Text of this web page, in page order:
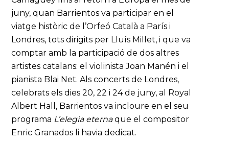
juny, quan Barrientos va participar en el
viatge històric de l’Orfeó Català a París i
Londres, tots dirigits per Lluís Millet, i que va
comptar amb la participació de dos altres
artistes catalans: el violinista Joan Manén i el
pianista Blai Net. Als concerts de Londres,
celebrats els dies 20, 22 i 24 de juny, al Royal
Albert Hall, Barrientos va incloure en el seu
programa L’elegia eternaque el compositor
Enric Granados li havia dedicat.